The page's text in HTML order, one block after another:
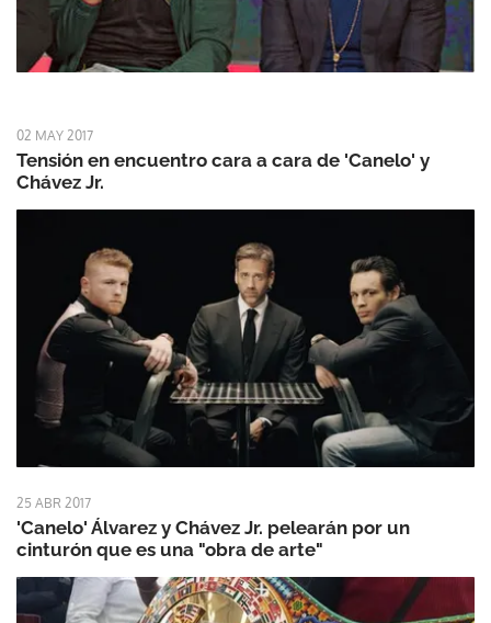
02 MAY 2017
Tensión en encuentro cara a cara de 'Canelo' y
Chávez Jr.
25 ABR 2017
'Canelo' Álvarez y Chávez Jr. pelearán por un
cinturón que es una "obra de arte"